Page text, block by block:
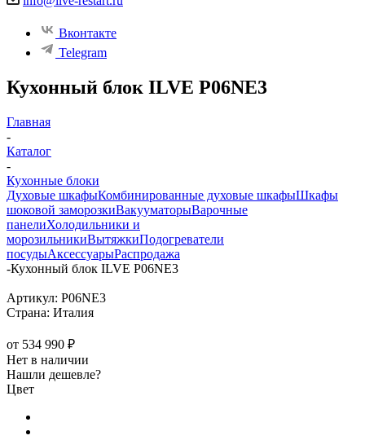
Вконтакте
Telegram
Кухонный блок ILVE P06NE3
Главная
-
Каталог
-
Кухонные блоки
Духовые шкафыКомбинированные духовые шкафыШкафы
шоковой заморозкиВакууматорыВарочные
панелиХолодильники и
морозильникиВытяжкиПодогреватели
посудыАксессуарыРаспродажа
-Кухонный блок ILVE P06NE3
Артикул: P06NE3
Страна: Италия
от 534 990 ₽
Нет в наличии
Нашли дешевле?
Цвет